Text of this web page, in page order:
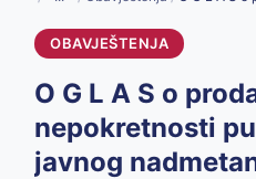
OBAVJEŠTENJA
O G L A S o
nepokretnosti
javnog